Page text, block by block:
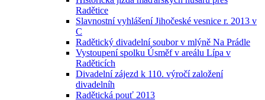
Radětice
Slavnostní vyhlášení Jihočeské vesnice r. 2013 v
C
Radětický divadelní soubor v mlýně Na Prádle
Vystoupení spolku Úsměf v areálu Lípa v
Raděticích
Divadelní zájezd k 110. výročí založení
divadelníh
Radětická pouť 2013